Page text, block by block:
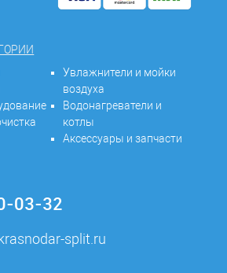
Увлажнители и мойки
воздуха
Водонагреватели и
котлы
Аксессуары и запчасти
03-32
split.ru